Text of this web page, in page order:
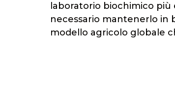
laboratorio biochimico
necessario mantenerlo in
modello agricolo globale